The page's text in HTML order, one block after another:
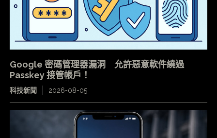
Google 密碼管理器漏洞 允許惡意軟件繞過
Passkey 接管帳戶！
科技新聞 2026-08-05